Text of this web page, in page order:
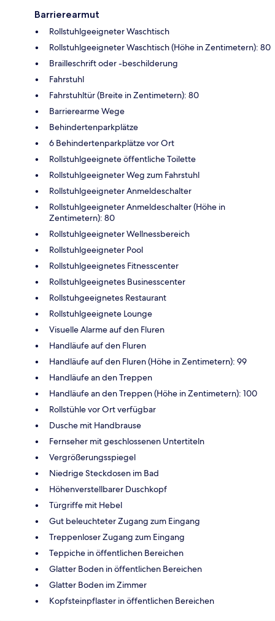
Barrierearmut
Rollstuhlgeeigneter Waschtisch
Rollstuhlgeeigneter Waschtisch (Höhe in Zentimetern): 80
Brailleschrift oder -beschilderung
Fahrstuhl
Fahrstuhltür (Breite in Zentimetern): 80
Barrierearme Wege
Behindertenparkplätze
6 Behindertenparkplätze vor Ort
Rollstuhlgeeignete öffentliche Toilette
Rollstuhlgeeigneter Weg zum Fahrstuhl
Rollstuhlgeeigneter Anmeldeschalter
Rollstuhlgeeigneter Anmeldeschalter (Höhe in
Zentimetern): 80
Rollstuhlgeeigneter Wellnessbereich
Rollstuhlgeeigneter Pool
Rollstuhlgeeignetes Fitnesscenter
Rollstuhlgeeignetes Businesscenter
Rollstuhgeeignetes Restaurant
Rollstuhlgeeignete Lounge
Visuelle Alarme auf den Fluren
Handläufe auf den Fluren
Handläufe auf den Fluren (Höhe in Zentimetern): 99
Handläufe an den Treppen
Handläufe an den Treppen (Höhe in Zentimetern): 100
Rollstühle vor Ort verfügbar
Dusche mit Handbrause
Fernseher mit geschlossenen Untertiteln
Vergrößerungsspiegel
Niedrige Steckdosen im Bad
Höhenverstellbarer Duschkopf
Türgriffe mit Hebel
Gut beleuchteter Zugang zum Eingang
Treppenloser Zugang zum Eingang
Teppiche in öffentlichen Bereichen
Glatter Boden in öffentlichen Bereichen
Glatter Boden im Zimmer
Kopfsteinpflaster in öffentlichen Bereichen